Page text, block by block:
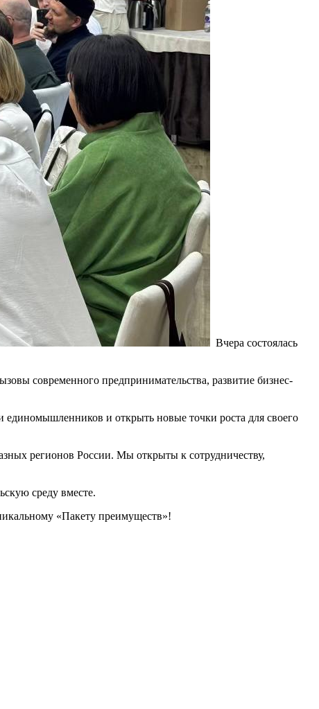
Вчера состоялась
современного предпринимательства, развитие бизнес-
и открыть новые точки роста для своего
регионов России. Мы открыты к сотрудничеству,
среду вместе.
«Пакету преимуществ»!